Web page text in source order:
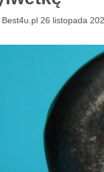
Best4u.pl 26 listopada